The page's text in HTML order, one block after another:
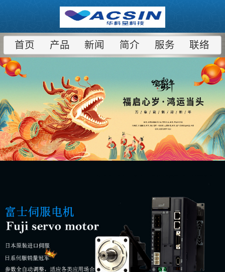
首页 产品 新闻 简介 服务 联络